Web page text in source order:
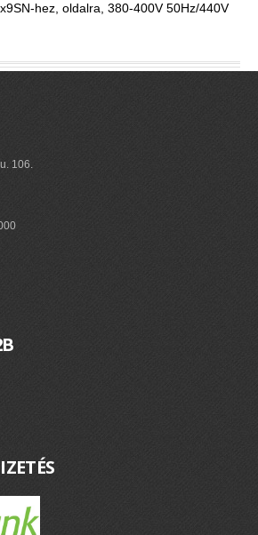
hez, oldalra, 380-400V 50Hz/440V
106.